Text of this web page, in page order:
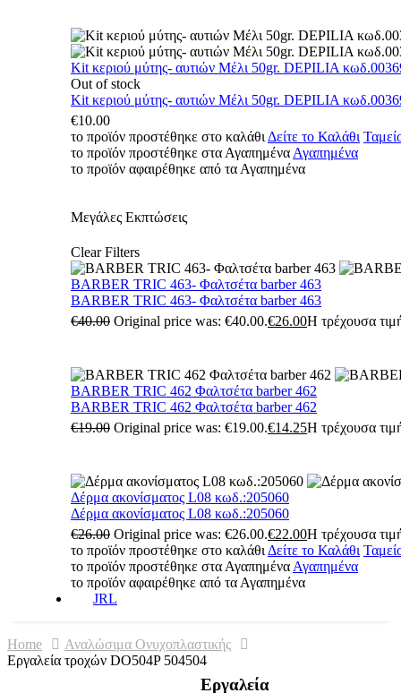
Kit κεριού μύτης- αυτιών Μέλι 50gr. DEPILIA
Out of stock
Kit κεριού μύτης- αυτιών Μέλι 50gr. DEPILIA
€10.00
το προϊόν προστέθηκε στο καλάθι Δείτε το Καλάθι
το προϊόν προστέθηκε στα Αγαπημένα Αγαπημένα
το προϊόν αφαιρέθηκε από τα Αγαπημένα
Μεγάλες Εκπτώσεις
Clear Filters
BARBER TRIC 463- Φαλτσέτα barber 463
BARBER TRIC 463- Φαλτσέτα barber 463
€40.00 Original price was: €40.00.€26.00Η τρέχουσα
BARBER TRIC 462 Φαλτσέτα barber 462
BARBER TRIC 462 Φαλτσέτα barber 462
€19.00 Original price was: €19.00.€14.25Η τρέχουσα
Δέρμα ακονίσματος L08 κωδ.:205060
Δέρμα ακονίσματος L08 κωδ.:205060
€26.00 Original price was: €26.00.€22.00Η τρέχουσα
το προϊόν προστέθηκε στο καλάθι Δείτε το Καλάθι
το προϊόν προστέθηκε στα Αγαπημένα Αγαπημένα
το προϊόν αφαιρέθηκε από τα Αγαπημένα
JRL
Home
Αναλώσιμα Ονυχοπλαστικής
Εργαλεία τροχών DO504P 504504
Εργαλεία